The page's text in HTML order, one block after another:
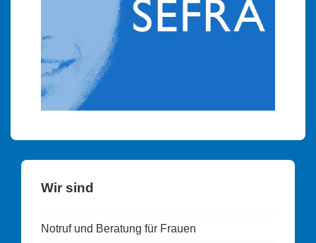
Wir sind
Notruf und Beratung für Frauen